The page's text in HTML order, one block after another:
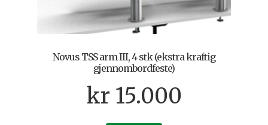
Novus TSS arm III, 4 stk (ekstra kraftig
gjennombordfeste)
kr 15.000